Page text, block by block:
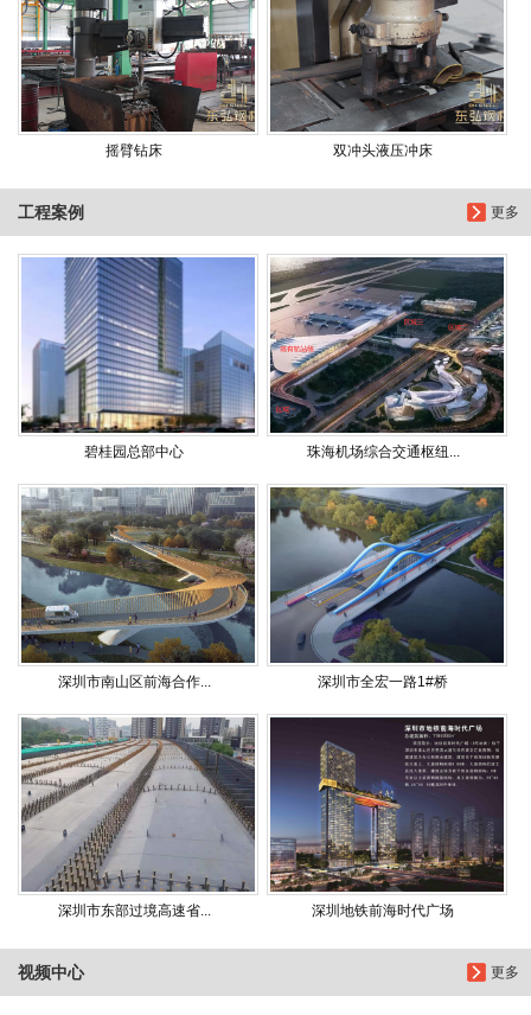
摇臂钻床 双冲头液压冲床
更多
工程案例
碧桂园总部中心 珠海机场综合交通枢纽...
深圳市南山区前海合作... 深圳市全宏一路1#桥
深圳市东部过境高速省... 深圳地铁前海时代广场
更多
视频中心